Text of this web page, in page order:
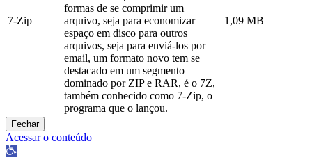
7-Zip
formas de se comprimir um
arquivo, seja para economizar
espaço em disco para outros
arquivos, seja para enviá-los por
email, um formato novo tem se
destacado em um segmento
dominado por ZIP e RAR, é o 7Z,
também conhecido como 7-Zip, o
programa que o lançou.
1,09 MB
Fechar
Acessar o conteúdo
Abrir